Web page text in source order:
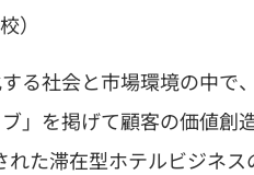
）
る社会と市場環境の中で
」を掲げて顧客の価値創
た滞在型ホテルビジネ